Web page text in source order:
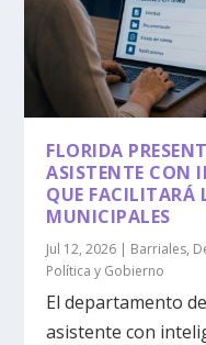
FLORIDA
ASISTENTE CON
QUE FACILITARÁ
MUNICIPALES
Jul 12, 2026 | Barriales,
Política y Gobierno
El departamento
asistente con